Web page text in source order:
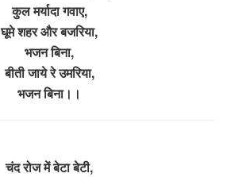
कुल मर्यादा गवाए,
घूमे शहर और बजरिया,
भजन बिना,
बीती जाये रे उमरिया,
भजन बिना।।
चंद रोज में बेटा बेटी,